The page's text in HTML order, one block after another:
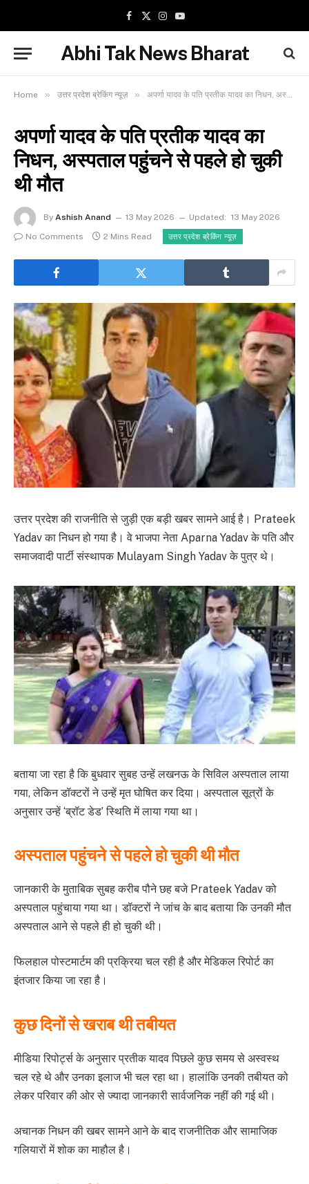
Facebook
X
Instagram
YouTube
Abhi Tak News Bharat
Home » उत्तर प्रदेश ब्रेकिंग न्यूज़ » अपर्णा यादव के पति प्रतीक यादव का निधन, अस्पताल पहुंचने से पहले हो चुकी थी मौत
अपर्णा यादव के पति प्रतीक यादव का
निधन, अस्पताल पहुंचने से पहले हो चुकी
थी मौत
By Ashish Anand 13 May 2026 Updated: 13 May 2026
No Comments
2 Mins Read उत्तर प्रदेश ब्रेकिंग न्यूज़
उत्तर प्रदेश की राजनीति से जुड़ी एक बड़ी खबर सामने आई है। Prateek
Yadav का निधन हो गया है। वे भाजपा नेता Aparna Yadav के पति और
समाजवादी पार्टी संस्थापक Mulayam Singh Yadav के पुत्र थे।
बताया जा रहा है कि बुधवार सुबह उन्हें लखनऊ के सिविल अस्पताल लाया
गया, लेकिन डॉक्टरों ने उन्हें मृत घोषित कर दिया। अस्पताल सूत्रों के
अनुसार उन्हें ‘ब्रॉट डेड’ स्थिति में लाया गया था।
अस्पताल पहुंचने से पहले हो चुकी थी मौत
जानकारी के मुताबिक सुबह करीब पौने छह बजे Prateek Yadav को
अस्पताल पहुंचाया गया था। डॉक्टरों ने जांच के बाद बताया कि उनकी मौत
अस्पताल आने से पहले ही हो चुकी थी।
फिलहाल पोस्टमार्टम की प्रक्रिया चल रही है और मेडिकल रिपोर्ट का
इंतजार किया जा रहा है।
कुछ दिनों से खराब थी तबीयत
मीडिया रिपोर्ट्स के अनुसार प्रतीक यादव पिछले कुछ समय से अस्वस्थ
चल रहे थे और उनका इलाज भी चल रहा था। हालांकि उनकी तबीयत को
लेकर परिवार की ओर से ज्यादा जानकारी सार्वजनिक नहीं की गई थी।
अचानक निधन की खबर सामने आने के बाद राजनीतिक और सामाजिक
गलियारों में शोक का माहौल है।